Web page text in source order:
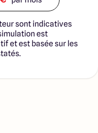
sont indicatives
est
et est basée sur les